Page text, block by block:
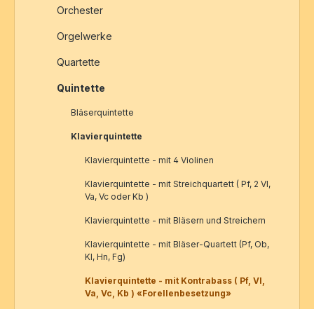
Orchester
Orgelwerke
Quartette
Quintette
Bläserquintette
Klavierquintette
Klavierquintette - mit 4 Violinen
Klavierquintette - mit Streichquartett ( Pf, 2 Vl,
Va, Vc oder Kb )
Klavierquintette - mit Bläsern und Streichern
Klavierquintette - mit Bläser-Quartett (Pf, Ob,
Kl, Hn, Fg)
Klavierquintette - mit Kontrabass ( Pf, Vl,
Va, Vc, Kb ) «Forellenbesetzung»